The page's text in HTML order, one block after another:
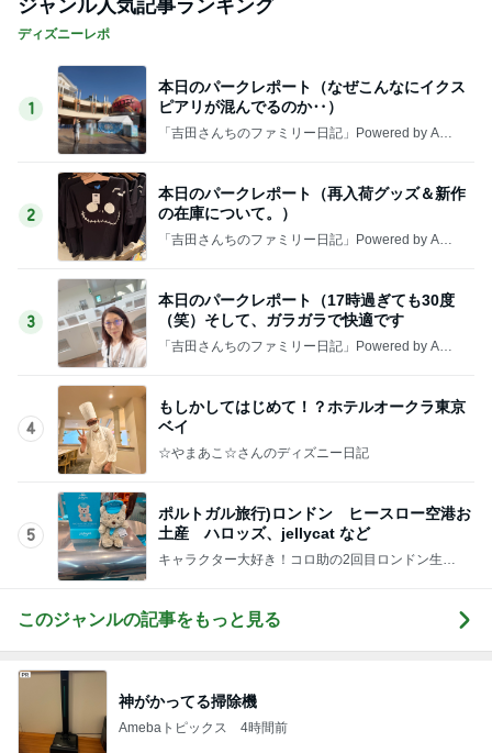
ジャンル人気記事ランキング
ディズニーレポ
1
本日のパークレポート（なぜこんなにイクス
ピアリが混んでるのか‥）
「吉田さんちのファミリー日記」Powered by Ame
2
本日のパークレポート（再入荷グッズ＆新作
の在庫について。）
「吉田さんちのファミリー日記」Powered by Ame
3
本日のパークレポート（17時過ぎても30度
（笑）そして、ガラガラで快適です
「吉田さんちのファミリー日記」Powered by Ame
4
もしかしてはじめて！？ホテルオークラ東京
ベイ
☆やまあこ☆さんのディズニー日記
5
ポルトガル旅行)ロンドン ヒースロー空港お
土産 ハロッズ、jellycat など
キャラクター大好き！コロ助の2回目ロンドン生活
このジャンルの記事をもっと見る
神がかってる掃除機
Amebaトピックス 4時間前